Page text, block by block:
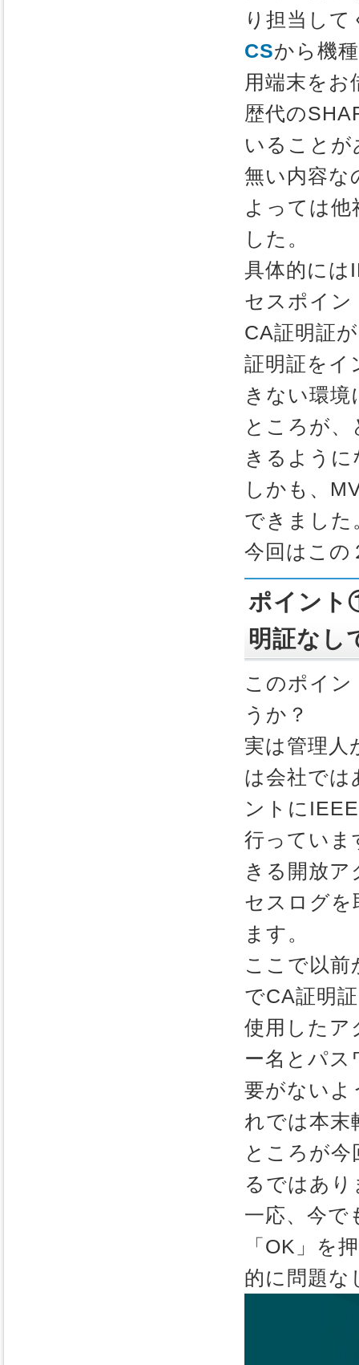
り担当し
CSから機
用端末を
歴代の
いることが
無い内容な
よっては
した。
具体的には
セスポイン
CA証明証
証明証をイ
きない環
ところが
きるよう
しかも、
できました
今回はこの
ポイント
明証なし
このポイ
うか？
実は管理人
は会社では
ントに
行っていま
きる開放
セスログ
ます。
ここで以
でCA証明
使用したア
ー名とパス
要がないよ
れでは本末
ところが
るではあ
一応、今で
「OK」を
的に問題な